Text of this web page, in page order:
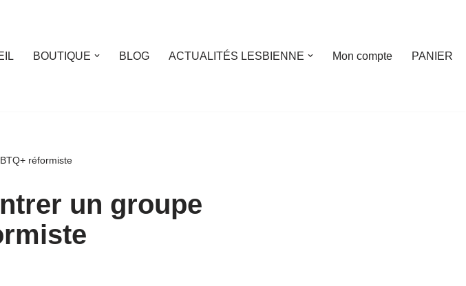
BOUTIQUE BLOG ACTUALITÉS LESBIENNE Mon compte PANIER
réformiste
un groupe